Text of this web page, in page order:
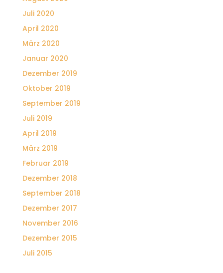
Juli 2020
April 2020
März 2020
Januar 2020
Dezember 2019
Oktober 2019
September 2019
Juli 2019
April 2019
März 2019
Februar 2019
Dezember 2018
September 2018
Dezember 2017
November 2016
Dezember 2015
Juli 2015